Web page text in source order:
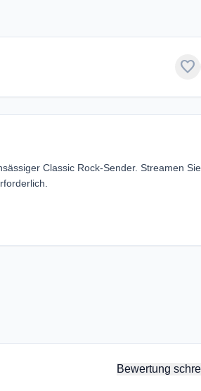
favorite
Classic Rock-Sender. Streamen Sie
Bewertung